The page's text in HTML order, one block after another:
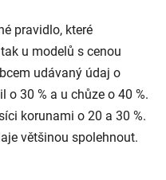
pravidlo, které
u modelů s cenou
udávaný údaj o
30 % a u chůze o 40 %.
korunami o 20 a 30 %.
většinou spolehnout.